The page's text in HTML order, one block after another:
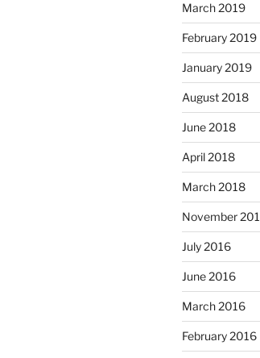
March 2019
February 2019
January 2019
August 2018
June 2018
April 2018
March 2018
November
July 2016
June 2016
March 2016
February 2016